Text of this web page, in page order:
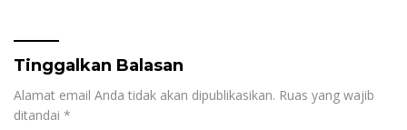
Tinggalkan Balasan
Alamat email Anda tidak akan dipublikasikan. Ruas yang wajib
ditandai *